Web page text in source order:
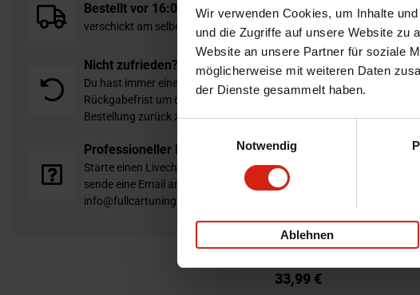
Wir verwenden Cookies, um Inhalte
und die Zugriffe auf unsere Website zu
Website an unsere Partner für soziale
möglicherweise mit weiteren Daten
der Dienste gesammelt haben.
Notwendig
Ablehnen
KS Tools Handschuhe PU-Flex
Schwarz
Voraussichtliche Lieferzeit
33,99 €
Bestellt vor 16:00 Uhr
verschickt am selben Tag
Nicht zufrieden?
Du hast immer eine 14-tägige
Rückgabefrist um deine
Bestellung zurück zu geben.
Professioneller Rat nötig?
Starte einen Livechat oder
sende eine Email an
info@fullcartuning.de